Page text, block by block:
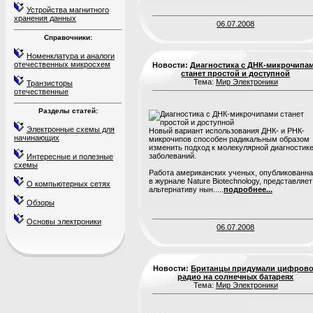
Устройства магнитного
хранения данных
Справочники:
Номенклатура и аналоги
отечественных микросхем
Транзисторы
отечественные
Разделы статей:
Электронные схемы для
начинающих
Интересные и полезные
схемы
О компьютерных сетях
Обзоры
Основы электроники
06.07.2008
Новости: Диагностика с ДНК-
станет простой и доступной
Тема: Мир Электроники
Новый вариант использования ДНК- и РНК-
микрочипов способен радикальным образом
изменить подход к молекулярной диагностике
заболеваний.
Работа американских ученых,
в журнале Nature Biotechnology, представляет
альтернативу нын..... подробнее...
06.07.2008
Новости:Британцы придумали
радио на солнечных батареях
Тема: Мир Электроники